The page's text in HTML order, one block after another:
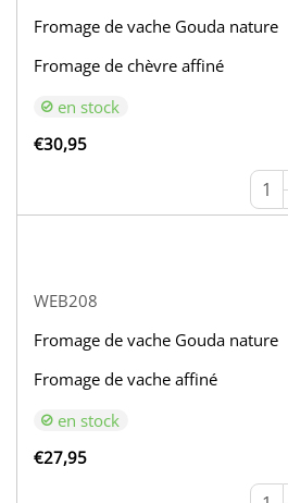
Fromage de vache Gouda nature
Fromage de chèvre affiné
en stock
€30,95
WEB208
Fromage de vache Gouda nature
Fromage de vache affiné
en stock
€27,95